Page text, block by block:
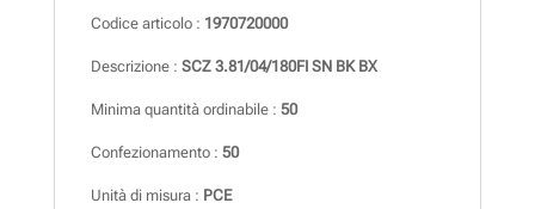
Codice articolo : 1970720000
Descrizione : SCZ 3.81/04/180FI SN BK BX
Minima quantità ordinabile : 50
Confezionamento : 50
Unità di misura : PCE